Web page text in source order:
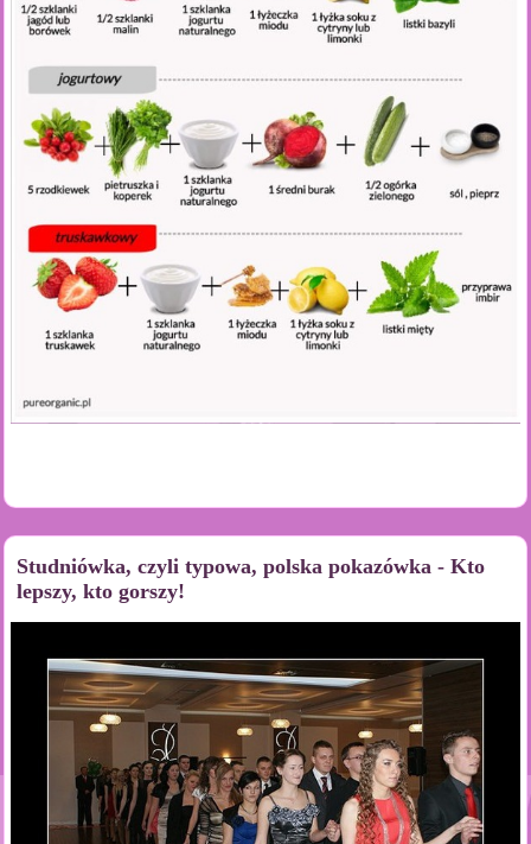
Studniówka, czyli typowa, polska pokazówka - Kto
lepszy, kto gorszy!